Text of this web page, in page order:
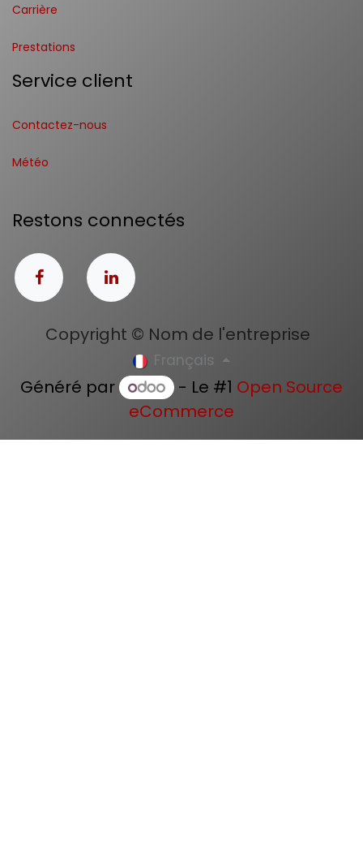
Carrière
Prestations
Service client
Contactez-nous
Météo
Restons connectés
Copyright © Nom de l'entreprise
Français
Généré par - Le #1 Open Source
eCommerce